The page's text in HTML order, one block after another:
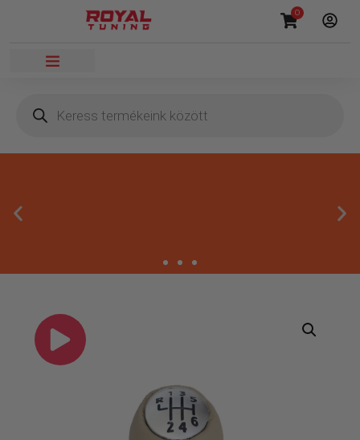
0
Gyors rendelésfeldolgozással segítünk, hogy hamar